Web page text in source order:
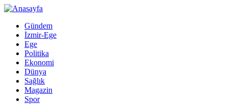
Gündem
İzmir-Ege
Ege
Politika
Ekonomi
Dünya
Sağlık
Magazin
Spor